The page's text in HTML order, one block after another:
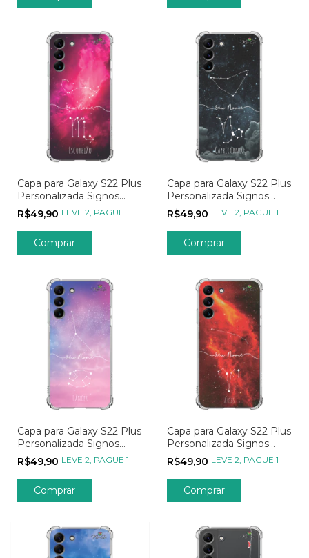
Capa para Galaxy S22 Plus
Personalizada Signos
Constelação de Escorpião
R$49,90 LEVE 2, PAGUE 1
Capa para Galaxy S22 Plus
Personalizada Signos
Constelação de
Capricórnio
R$49,90 LEVE 2, PAGUE 1
Capa para Galaxy S22 Plus
Personalizada Signos
Constelação de Câncer
R$49,90 LEVE 2, PAGUE 1
Capa para Galaxy S22 Plus
Personalizada Signos
Constelação de Áries
R$49,90 LEVE 2, PAGUE 1